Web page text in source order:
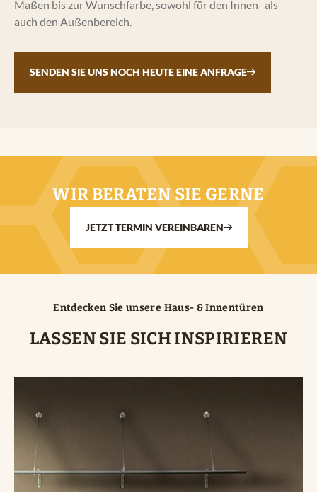
Maßen bis zur Wunschfarbe, sowohl für den Innen- als
auch den Außenbereich.
SENDEN SIE UNS NOCH HEUTE EINE ANFRAGE
WIR BERATEN SIE GERNE
JETZT TERMIN VEREINBAREN
Entdecken Sie unsere Haus- & Innentüren
LASSEN SIE SICH INSPIRIEREN